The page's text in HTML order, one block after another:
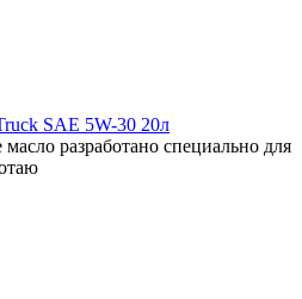
SAE 5W-30 20л
разработано специально для